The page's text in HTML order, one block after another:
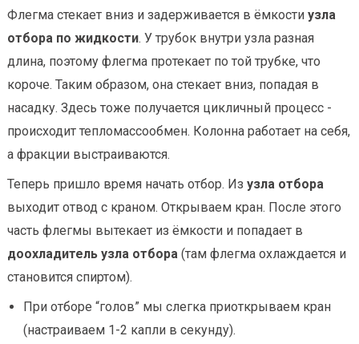
Флегма стекает вниз и задерживается в ёмкости узла
отбора по жидкости. У трубок внутри узла разная
длина, поэтому флегма протекает по той трубке, что
короче. Таким образом, она стекает вниз, попадая в
насадку. Здесь тоже получается цикличный процесс -
происходит тепломассообмен. Колонна работает на себя,
а фракции выстраиваются.
Теперь пришло время начать отбор. Из узла отбора
выходит отвод с краном. Открываем кран. После этого
часть флегмы вытекает из ёмкости и попадает в
доохладитель узла отбора (там флегма охлаждается и
становится спиртом).
При отборе “голов” мы слегка приоткрываем кран
(настраиваем 1-2 капли в секунду).